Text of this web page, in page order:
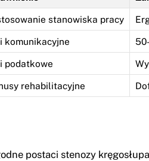
stanowiska pracy
komunikacyjne
podatkowe
rehabilitacyjne
postaci stenozy